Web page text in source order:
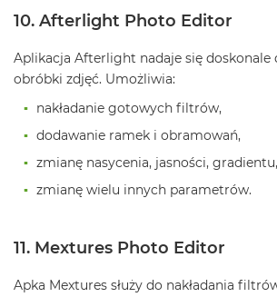
a
c
B
o
k
i
r
k
t
10. Afterlight Photo Editor
Aplikacja Afterlight nadaje się doskonale
obróbki zdjęć. Umożliwia:
nakładanie gotowych filtrów,
dodawanie ramek i obramowań,
zmianę nasycenia, jasności,
zmianę wielu innych parametrów.
11. Mextures Photo Editor
Apka Mextures służy do nakładania